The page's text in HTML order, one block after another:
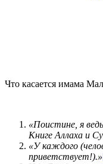
Что касается имама
«Поистине, я
Книге Аллаха и
«У каждого
приветствует!).»